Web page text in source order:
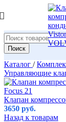
Поиск
Каталог /
Управляющие
Клапан
3650 руб.
Назад к товарам